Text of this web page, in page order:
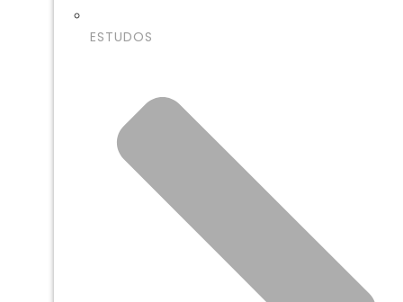
ESTUDOS